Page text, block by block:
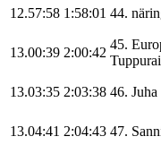
12.57:58 1:58:01 44.
13.00:39 2:00:42
45.
13.03:35 2:03:38 46. Juha
13.04:41 2:04:43 47.